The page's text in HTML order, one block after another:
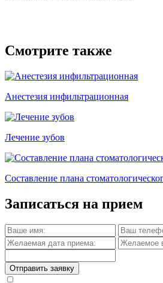
Смотрите также
Анестезия инфильтрационная
Лечение зубов
Составление плана
Записаться на прием
Отправить заявку